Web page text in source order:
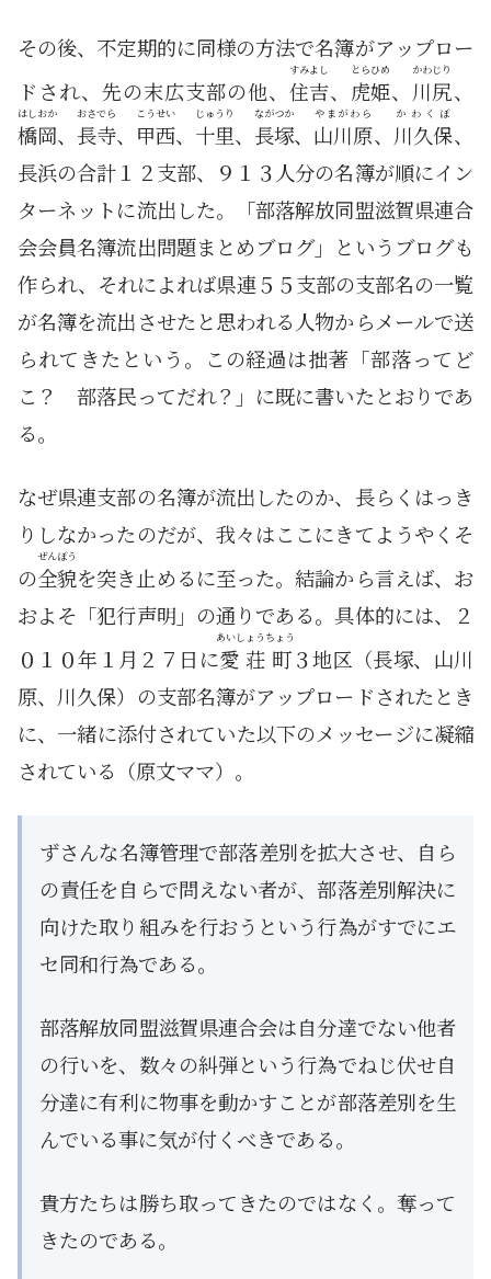
その後、不定期的に同様の方法で名簿がアップロー
ドされ、先の末広支部の他、 住吉
すみよし
、 虎姫
とらひめ
、 川尻
かわじり
、
橋岡
はしおか
、 長寺
おさでら
、 甲西
こうせい
、 十里
じゅうり
、 長塚
ながつか
、 山川原
やまがわら
、 川久保
かわくぼ
、
長浜の合計１２支部、９１３人分の名簿が順にイン
ターネットに流出した。「部落解放同盟滋賀県連合
会会員名簿流出問題まとめブログ」というブログも
作られ、それによれば県連５５支部の支部名の一覧
が名簿を流出させたと思われる人物からメールで送
られてきたという。この経過は拙著「部落ってど
こ？ 部落民ってだれ？」に既に書いたとおりであ
る。
なぜ県連支部の名簿が流出したのか、長らくはっき
りしなかったのだが、我々はここにきてようやくそ
の全貌
ぜんぼう
を突き止めるに至った。結論から言えば、お
およそ「犯行声明」の通りである。具体的には、２
０１０年１月２７日に愛荘町
あいしょうちょう
３地区（長塚、山川
原、川久保）の支部名簿がアップロードされたとき
に、一緒に添付されていた以下のメッセージに凝縮
されている（原文ママ）。
ずさんな名簿管理で部落差別を拡大させ、自ら
の責任を自らで問えない者が、部落差別解決に
向けた取り組みを行おうという行為がすでにエ
セ同和行為である。
部落解放同盟滋賀県連合会は自分達でない他者
の行いを、数々の糾弾という行為でねじ伏せ自
分達に有利に物事を動かすことが部落差別を生
んでいる事に気が付くべきである。
貴方たちは勝ち取ってきたのではなく。奪って
きたのである。